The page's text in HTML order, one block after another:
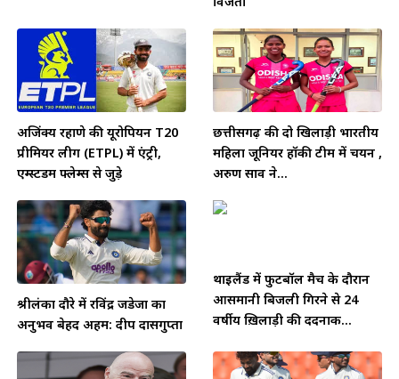
अजिंक्य रहाणे की यूरोपियन T20
प्रीमियर लीग (ETPL) में एंट्री,
एम्स्टर्डम फ्लेम्स से जुड़े
छत्तीसगढ़ की दो खिलाड़ी भारतीय
महिला जूनियर हॉकी टीम में चयन ,
अरुण साव ने...
श्रीलंका दौरे में रविंद्र जडेजा का
अनुभव बेहद अहम: दीप दासगुप्ता
थाईलैंड में फुटबॉल मैच के दौरान
आसमानी बिजली गिरने से 24
वर्षीय ख़िलाड़ी की दर्दनाक...